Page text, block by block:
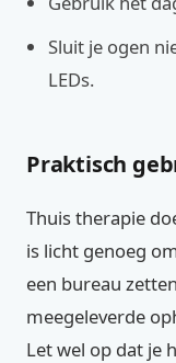
Sluit je ogen
LEDs.
Praktisch
Thuis therapie
is licht genoeg
een bureau
meegeleverde
Let wel op dat je